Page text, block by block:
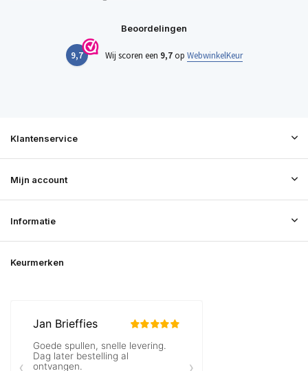
Beoordelingen
9,7 Wij scoren een 9,7op WebwinkelKeur
Klantenservice
Mijn account
Informatie
Keurmerken